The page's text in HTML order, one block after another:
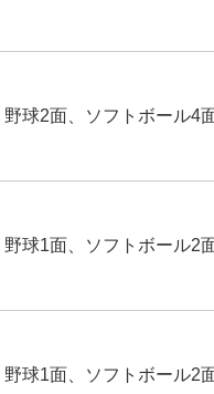
野球2面、ソフトボール4
野球1面、ソフトボール2
野球1面、ソフトボール2